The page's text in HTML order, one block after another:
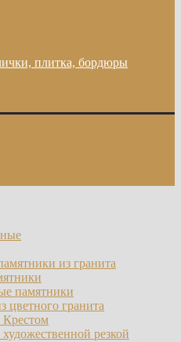
плитка, бордюры
из гранита
памятники
цветного гранита
резкой